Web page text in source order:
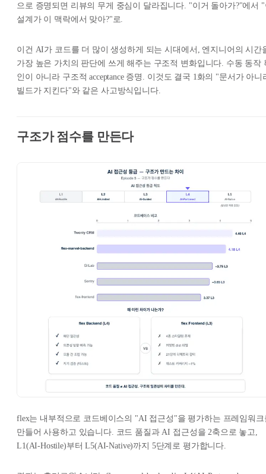
으로 증명되면 리뷰의 무게 중심이 달라집니다. "이거 돌아가?"에서
설계가 이 맥락에서 맞아?"로.
이건 AI가 코드를 더 많이 생성하게 되는 시대에서, 엔지니어의 시간
가장 높은 가치의 판단에 쓰게 해주는 구조적 변화입니다. 수동 동작
인이 아니라 구조적 acceptance 증명. 이것도 결국 1화의 "문서가 아니
빌드가 지킨다"와 같은 사고방식입니다.
구조가 점수를 만든다
flex는 내부적으로 코드베이스의 "AI 접근성"을 평가하는 프레임워크
만들어 사용하고 있습니다. 코드 품질과 AI 접근성을 2축으로 놓고,
L1(AI-Hostile)부터 L5(AI-Native)까지 5단계로 평가합니다.